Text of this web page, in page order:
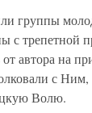
группы
с трепетной
автора на
с Ним,
Волю.